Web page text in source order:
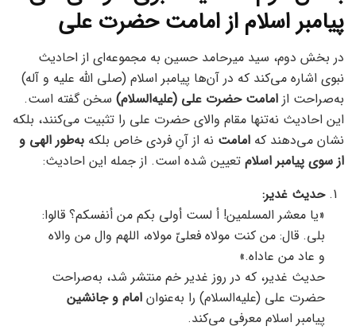
پیامبر اسلام از امامت حضرت علی
در بخش دوم، سید میرحامد حسین به مجموعه‌ای از احادیث
نبوی اشاره می‌کند که در آن‌ها پیامبر اسلام (صلى الله عليه و آله)
به‌صراحت از امامت حضرت علی (علیه‌السلام) سخن گفته است.
این احادیث نه‌تنها مقام والای حضرت علی را تثبیت می‌کنند، بلکه
نشان می‌دهند که امامت نه از آنِ فردی خاص بلکه به‌طور الهی و
از سوی پیامبر اسلام تعیین شده است. از جمله این احادیث:
حدیث غدیر:
«یا معشر المسلمين! أ لست أولى بكم من أنفسكم؟ قالوا:
بلى. قال: من كنت مولاه فعليّ مولاه، اللهم وال من والاه
و عاد من عاداه.»
حدیث غدیر، که در روز غدیر خم منتشر شد، به‌صراحت
حضرت علی (علیه‌السلام) را به‌عنوان امام و جانشین
پیامبر اسلام معرفی می‌کند.